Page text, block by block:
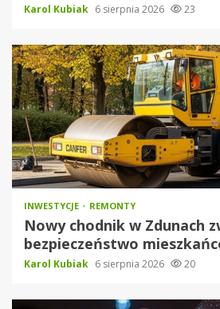
Karol Kubiak 6 sierpnia 2026 23
INWESTYCJE REMONTY
Nowy chodnik w Zdunach
bezpieczeństwo
Karol Kubiak 6 sierpnia 2026 20